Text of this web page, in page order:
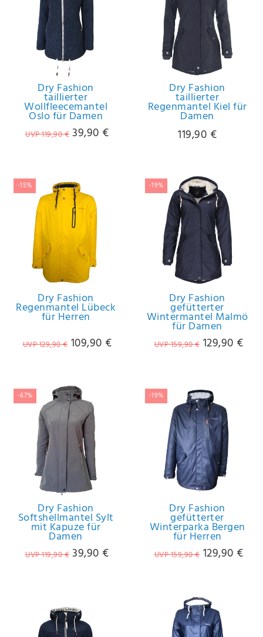
IHRE E-MAIL ADRESSE
ANMERKUNGEN UND FILTERWÜNSCHE
Hiermit
Daten­
schutz­
erklärung
gelesen
habe.*
sen
de
Dry Fashion
taillierter
Wollfleecemantel
Oslo für Damen
UVP 119,90 € 39,90 €
Dry Fashion
taillierter
Regenmantel Kiel für
Damen
119,90 €
-15%
Dry Fashion
Regenmantel Lübeck
für Herren
UVP 129,90 € 109,90 €
-19%
Dry Fashion
gefütterter
Wintermantel Malmö
für Damen
UVP 159,90 € 129,90 €
-67%
Dry Fashion
Softshellmantel Sylt
mit Kapuze für
Damen
UVP 119,90 € 39,90 €
-19%
Dry Fashion
gefütterter
Winterparka Bergen
für Herren
UVP 159,90 € 129,90 €